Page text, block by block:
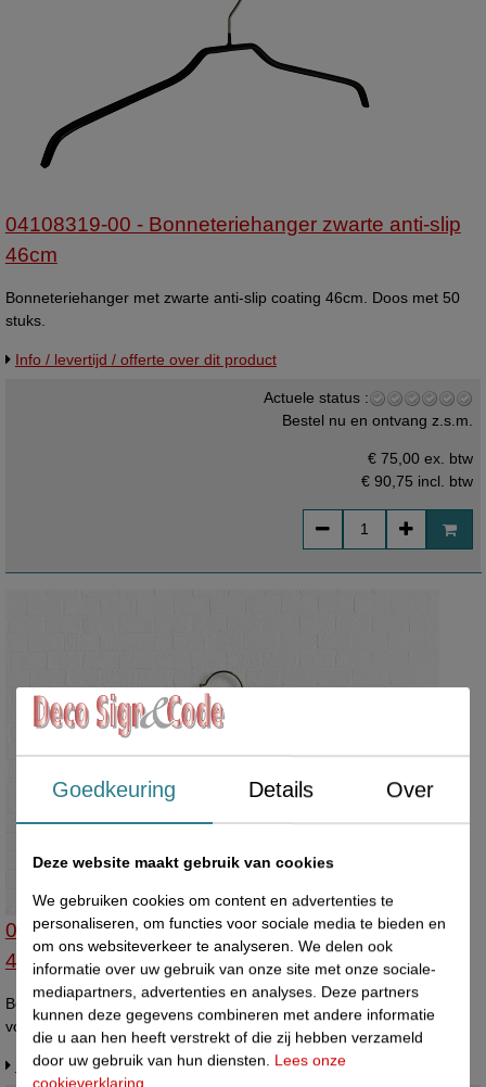
04108319-00 - Bonneteriehanger zwarte anti-slip
46cm
Bonneteriehanger met zwarte anti-slip coating 46cm. Doos met 50
stuks.
Info / levertijd / offerte over dit product
Actuele status :
Bestel nu en ontvang z.s.m.
€ 75,00 ex. btw
€ 90,75 incl. btw
04108327-00 - Bonneterieh antislip knijper metaal
40cm
Bonneteriehanger met verschuifbare metalen anti-slip knijpers
voorzien van zwarte anti-slip coating, 40 cm. Doos met 50 stuks.
Info / levertijd / offerte over dit product
Goedkeuring Details Over
Deze website maakt gebruik van cookies
We gebruiken cookies om content en advertenties te
personaliseren, om functies voor sociale media te bieden en
om ons websiteverkeer te analyseren. We delen ook
informatie over uw gebruik van onze site met onze sociale-
mediapartners, advertenties en analyses. Deze partners
kunnen deze gegevens combineren met andere informatie
die u aan hen heeft verstrekt of die zij hebben verzameld
door uw gebruik van hun diensten. Lees onze
cookieverklaring